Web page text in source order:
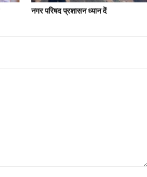
नगर परिषद प्रशासन ध्यान दें